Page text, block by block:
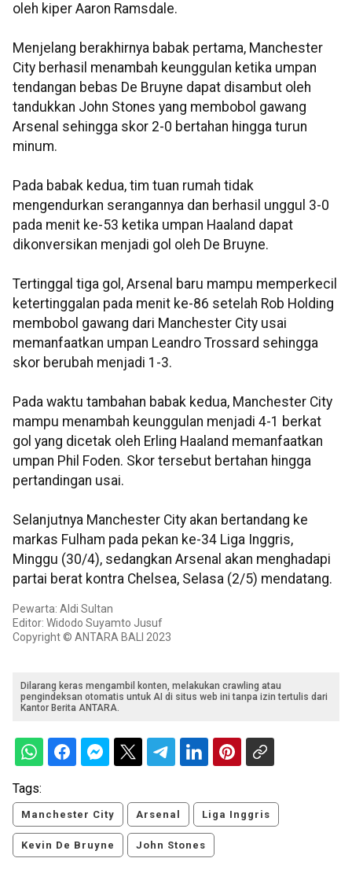
oleh kiper Aaron Ramsdale.
Menjelang berakhirnya babak pertama, Manchester
City berhasil menambah keunggulan ketika umpan
tendangan bebas De Bruyne dapat disambut oleh
tandukkan John Stones yang membobol gawang
Arsenal sehingga skor 2-0 bertahan hingga turun
minum.
Pada babak kedua, tim tuan rumah tidak
mengendurkan serangannya dan berhasil unggul 3-0
pada menit ke-53 ketika umpan Haaland dapat
dikonversikan menjadi gol oleh De Bruyne.
Tertinggal tiga gol, Arsenal baru mampu memperkecil
ketertinggalan pada menit ke-86 setelah Rob Holding
membobol gawang dari Manchester City usai
memanfaatkan umpan Leandro Trossard sehingga
skor berubah menjadi 1-3.
Pada waktu tambahan babak kedua, Manchester City
mampu menambah keunggulan menjadi 4-1 berkat
gol yang dicetak oleh Erling Haaland memanfaatkan
umpan Phil Foden. Skor tersebut bertahan hingga
pertandingan usai.
Selanjutnya Manchester City akan bertandang ke
markas Fulham pada pekan ke-34 Liga Inggris,
Minggu (30/4), sedangkan Arsenal akan menghadapi
partai berat kontra Chelsea, Selasa (2/5) mendatang.
Pewarta: Aldi Sultan
Editor: Widodo Suyamto Jusuf
Copyright © ANTARA BALI 2023
Dilarang keras mengambil konten, melakukan crawling atau
pengindeksan otomatis untuk AI di situs web ini tanpa izin tertulis dari
Kantor Berita ANTARA.
Tags:
Manchester City Arsenal Liga Inggris
Kevin De Bruyne John Stones